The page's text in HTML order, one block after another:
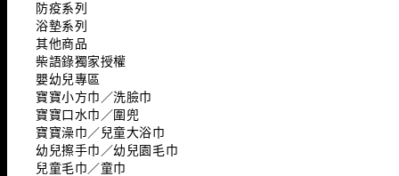
防疫系列
浴墊系列
其他商品
柴語錄獨家授權
嬰幼兒專區
寶寶小方巾／洗臉巾
寶寶口水巾／圍兜
寶寶澡巾／兒童大浴巾
幼兒擦手巾／幼兒園毛巾
兒童毛巾／童巾